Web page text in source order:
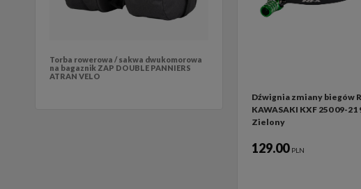
Torba rowerowa / sakwa dwukomorowa
na bagaznik ZAP DOUBLE PANNIERS
ATRAN VELO
Dźwignia zmiany biegów
KAWASAKI KXF 250 09-21
Zielony
129.00 PLN